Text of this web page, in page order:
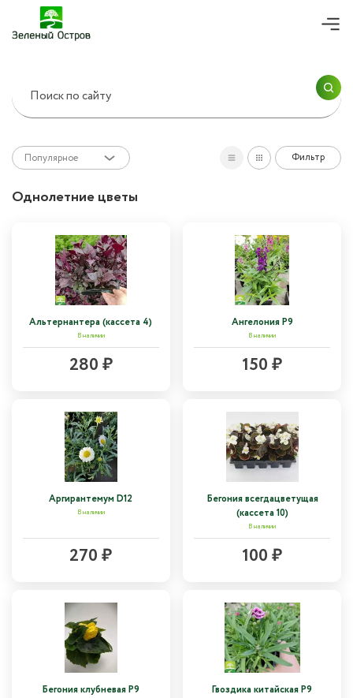
Популярное Фильтр
Однолетние цветы
Альтернантера (кассета 4)
В наличии
280 ₽
Ангелония Р9
В наличии
150 ₽
Аргирантемум D12
В наличии
270 ₽
Бегония всегдацветущая
(кассета 10)
В наличии
100 ₽
Бегония клубневая Р9 Гвоздика китайская Р9
Согласие на